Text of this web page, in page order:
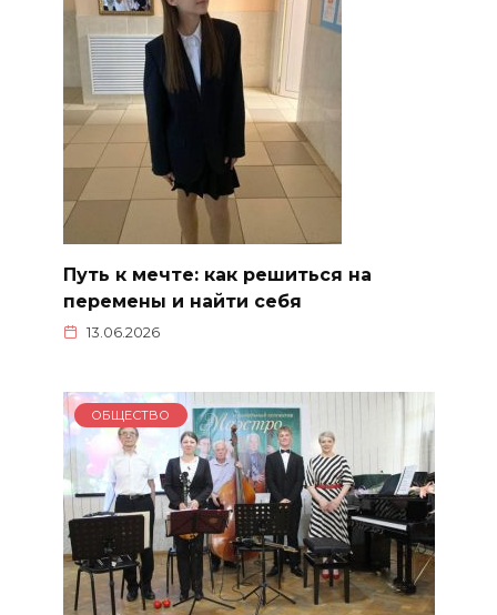
Путь к мечте: как решиться на
перемены и найти себя
13.06.2026
ОБЩЕСТВО